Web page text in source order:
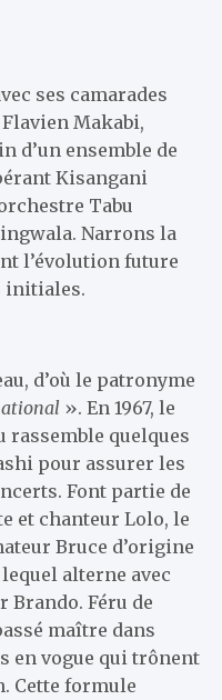
ses camarades
Makabi,
d’un ensemble de
Kisangani
Tabu
Narrons la
l’évolution future
initiales.
d’où le patronyme
». En 1967, le
rassemble quelques
pour assurer les
Font partie de
et chanteur Lolo, le
Bruce d’origine
alterne avec
Brando. Féru de
maître dans
en vogue qui trônent
Cette formule